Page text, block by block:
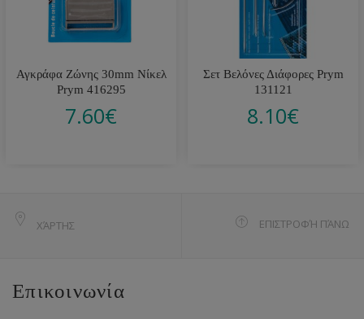
Αγκράφα Ζώνης 30mm Νίκελ
Prym 416295
7.60€
Σετ Βελόνες Διάφορες Prym
131121
8.10€
ΧΆΡΤΗΣ ΕΠΙΣΤΡΟΦΉ ΠΆΝΩ
Επικοινωνία